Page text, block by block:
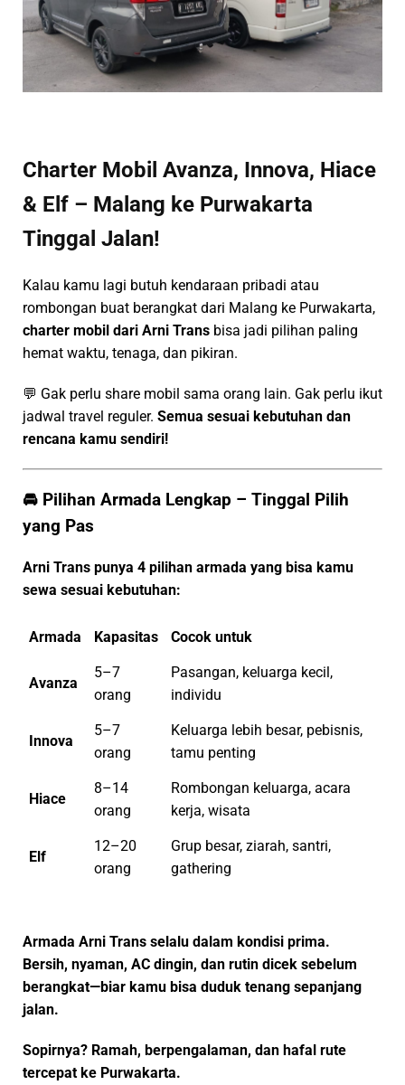
Charter Mobil Avanza, Innova, Hiace
& Elf – Malang ke Purwakarta
Tinggal Jalan!
Kalau kamu lagi butuh kendaraan pribadi atau
rombongan buat berangkat dari Malang ke Purwakarta,
charter mobil dari Arni Trans bisa jadi pilihan paling
hemat waktu, tenaga, dan pikiran.
💬 Gak perlu share mobil sama orang lain. Gak perlu ikut
jadwal travel reguler. Semua sesuai kebutuhan dan
rencana kamu sendiri!
🚘 Pilihan Armada Lengkap – Tinggal Pilih
yang Pas
Arni Trans punya 4 pilihan armada yang bisa kamu
sewa sesuai kebutuhan:
Armada Kapasitas Cocok untuk
Avanza
5–7
orang
Pasangan, keluarga kecil,
individu
Innova
5–7
orang
Keluarga lebih besar, pebisnis,
tamu penting
Hiace
8–14
orang
Rombongan keluarga, acara
kerja, wisata
Elf
12–20
orang
Grup besar, ziarah, santri,
gathering
Armada Arni Trans selalu dalam kondisi prima.
Bersih, nyaman, AC dingin, dan rutin dicek sebelum
berangkat—biar kamu bisa duduk tenang sepanjang
jalan.
Sopirnya? Ramah, berpengalaman, dan hafal rute
tercepat ke Purwakarta.